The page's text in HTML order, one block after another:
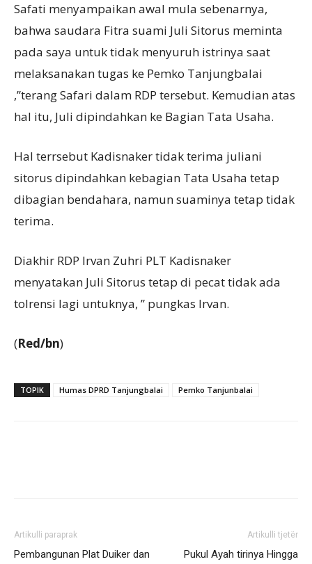
Safati menyampaikan awal mula sebenarnya,
bahwa saudara Fitra suami Juli Sitorus meminta
pada saya untuk tidak menyuruh istrinya saat
melaksanakan tugas ke Pemko Tanjungbalai
,”terang Safari dalam RDP tersebut. Kemudian atas
hal itu, Juli dipindahkan ke Bagian Tata Usaha.
Hal terrsebut Kadisnaker tidak terima juliani
sitorus dipindahkan kebagian Tata Usaha tetap
dibagian bendahara, namun suaminya tetap tidak
terima.
Diakhir RDP Irvan Zuhri PLT Kadisnaker
menyatakan Juli Sitorus tetap di pecat tidak ada
tolrensi lagi untuknya, ” pungkas Irvan.
(Red/bn)
TOPIK Humas DPRD Tanjungbalai Pemko Tanjunbalai
Artikulli paraprak
Pembangunan Plat Duiker dan
Artikulli tjetër
Pukul Ayah tirinya Hingga